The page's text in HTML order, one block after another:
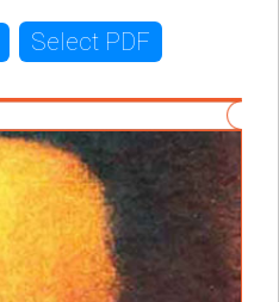
Select PDF